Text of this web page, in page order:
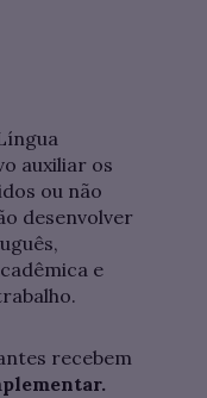
auxiliar os
ou não
desenvolver
e
recebem